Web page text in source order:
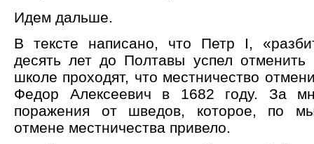
Идем дальше.
В тексте написано, что Петр I,
десять лет до Полтавы успел отменить
школе проходят, что местничество
Федор Алексеевич в 1682 году. За
поражения от шведов, которое, по
отмене местничества привело.